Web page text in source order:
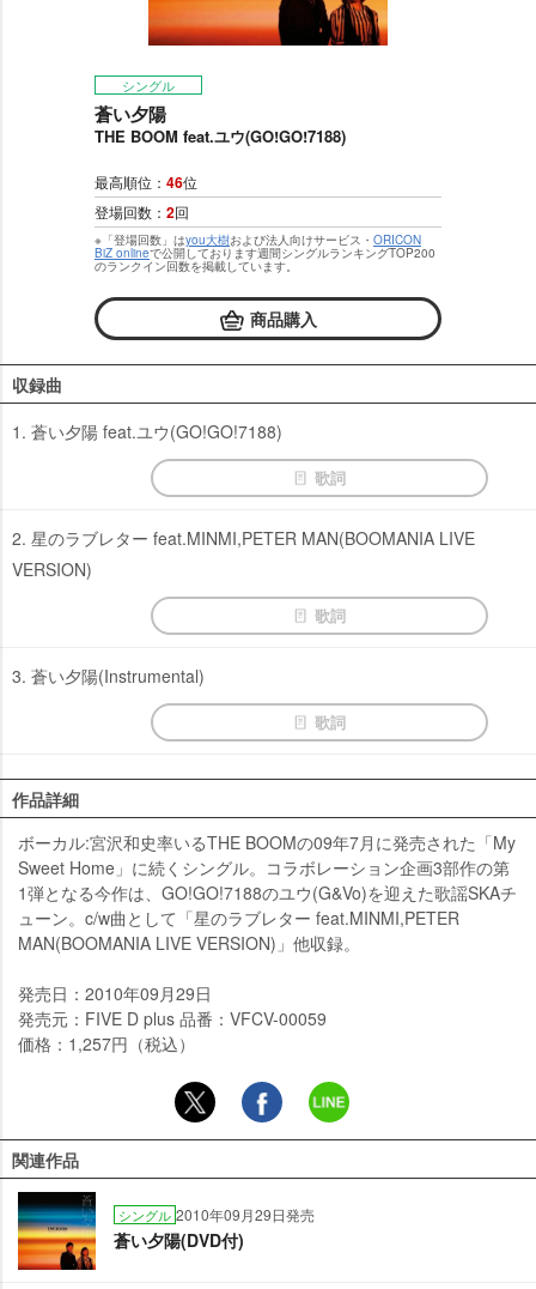
シングル
蒼い夕陽
THE BOOM feat.ユウ(GO!GO!7188)
最高順位： 46位
登場回数： 2回
※「登場回数」はyou大樹および法人向けサービス・ ORICON
BiZ onlineで公開しております週間シングルランキングTOP200
のランクイン回数を掲載しています。
商品購入
収録曲
1. 蒼い夕陽 feat.ユウ(GO!GO!7188)
歌詞
2. 星のラブレター feat.MINMI,PETER MAN(BOOMANIA LIVE
VERSION)
歌詞
3. 蒼い夕陽(Instrumental)
歌詞
作品詳細
ボーカル:宮沢和史率いるTHE BOOMの09年7月に発売された「My
Sweet Home」に続くシングル。コラボレーション企画3部作の第
1弾となる今作は、GO!GO!7188のユウ(G&Vo)を迎えた歌謡SKAチ
ューン。c/w曲として「星のラブレター feat.MINMI,PETER
MAN(BOOMANIA LIVE VERSION)」他収録。
発売日：2010年09月29日
発売元：FIVE D plus 品番：VFCV-00059
価格：1,257円（税込）
関連作品
シングル 2010年09月29日発売
蒼い夕陽(DVD付)